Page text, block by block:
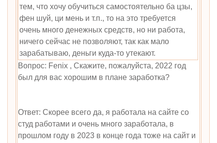
тем, что хочу обучиться самостоятельно ба цзы,
фен шуй, ци мень и т.п., то на это требуется
очень много денежных средств, но ни работа,
ничего сейчас не позволяют, так как мало
зарабатываю, деньги куда-то утекают.
Вопрос: Fenix , Скажите, пожалуйста, 2022 год
был для вас хорошим в плане заработка?
Ответ: Скорее всего да, я работала на сайте со
студ работами и очень много заработала, в
прошлом году в 2023 в конце года тоже на сайт и